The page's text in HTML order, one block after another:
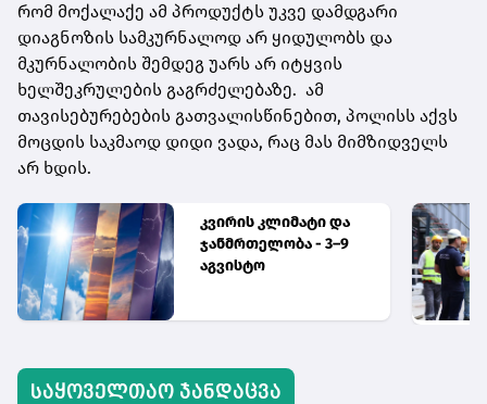
რომ მოქალაქე ამ პროდუქტს უკვე დამდგარი
დიაგნოზის სამკურნალოდ არ ყიდულობს და
მკურნალობის შემდეგ უარს არ იტყვის
ხელშეკრულების გაგრძელებაზე. ამ
თავისებურებების გათვალისწინებით, პოლისს აქვს
მოცდის საკმაოდ დიდი ვადა, რაც მას მიმზიდველს
არ ხდის.
კვირის კლიმატი და
ჯანმრთელობა - 3–9
აგვისტო
საყოველთაო ჯანდაცვა